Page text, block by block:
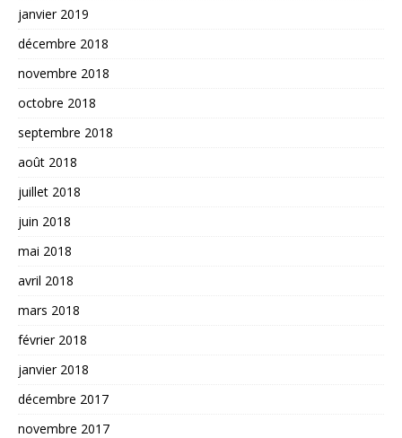
janvier 2019
décembre 2018
novembre 2018
octobre 2018
septembre 2018
août 2018
juillet 2018
juin 2018
mai 2018
avril 2018
mars 2018
février 2018
janvier 2018
décembre 2017
novembre 2017